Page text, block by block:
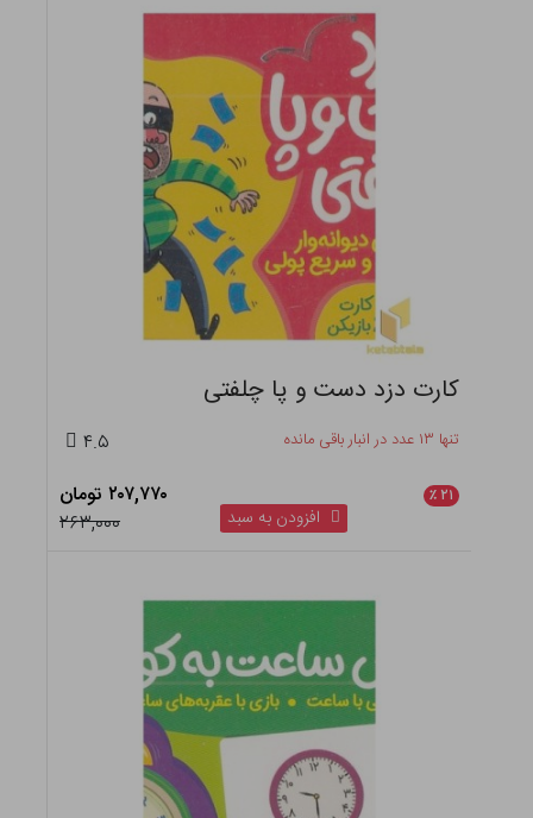
کارت دزد دست و پا چلفتی
تنها ۱۳ عدد در انبار باقی مانده ۴.۵
۲۱ ٪
۲۰۷,۷۷۰ تومان
۲۶۳,۰۰۰
افزودن به سبد